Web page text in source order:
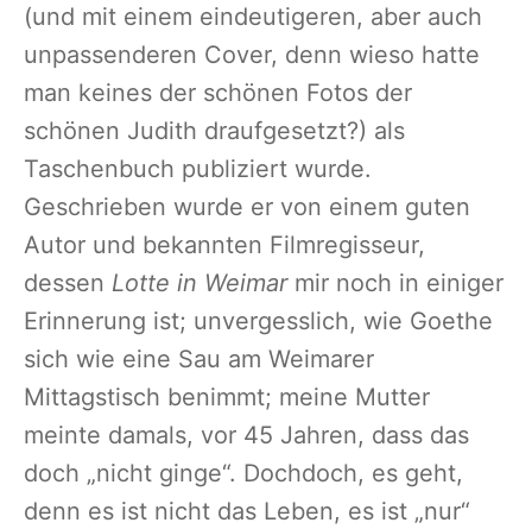
(und mit einem eindeutigeren, aber auch
unpassenderen Cover, denn wieso hatte
man keines der schönen Fotos der
schönen Judith draufgesetzt?) als
Taschenbuch publiziert wurde.
Geschrieben wurde er von einem guten
Autor und bekannten Filmregisseur,
dessen Lotte in Weimarmir noch in einiger
Erinnerung ist; unvergesslich, wie Goethe
sich wie eine Sau am Weimarer
Mittagstisch benimmt; meine Mutter
meinte damals, vor 45 Jahren, dass das
doch „nicht ginge“. Dochdoch, es geht,
denn es ist nicht das Leben, es ist „nur“